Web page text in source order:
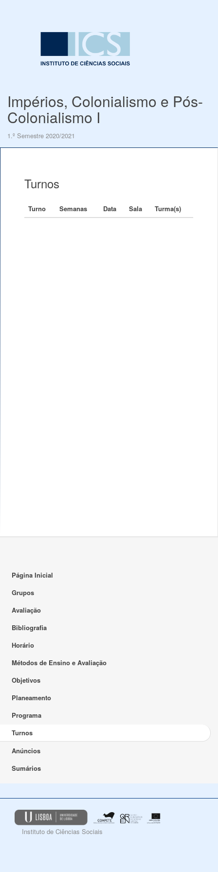
Impérios, Colonialismo e Pós-
Colonialismo I
1.º Semestre 2020/2021
Turnos
Turno Semanas Data Sala Turma(s)
Página Inicial
Grupos
Avaliação
Bibliografia
Horário
Métodos de Ensino e Avaliação
Objetivos
Planeamento
Programa
Turnos
Anúncios
Sumários
Instituto de Ciências Sociais